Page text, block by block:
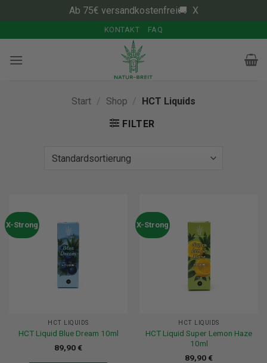
Ab 75€ versandkostenfrei🚚 X
Inhalt
springen
KONTAKT FAQ
Start / Shop / HCT Liquids
FILTER
X-Strong
HCT LIQUIDS
HCT Liquid Blue Dream 10ml
89,90 €
X-Strong
HCT LIQUIDS
HCT Liquid Super Lemon Haze
10ml
89,90 €